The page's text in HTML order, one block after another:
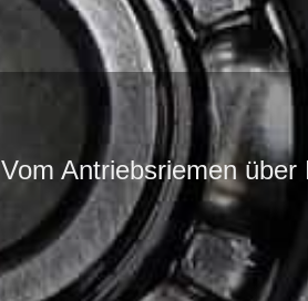
Vom Antriebsriemen